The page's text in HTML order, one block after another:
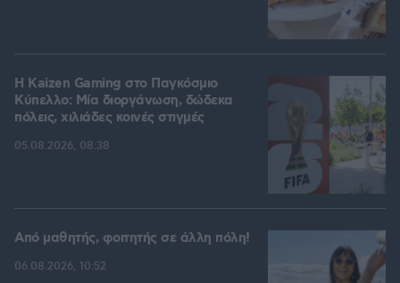
H Kaizen Gaming στο Παγκόσμιο
Kύπελλο: Μία διοργάνωση, δώδεκα
πόλεις, χιλιάδες κοινές στιγμές
05.08.2026, 08:38
Από μαθητής, φοιτητής σε άλλη πόλη!
06.08.2026, 10:52